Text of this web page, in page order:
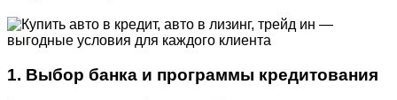
1. Выбор банка и программы кредитования